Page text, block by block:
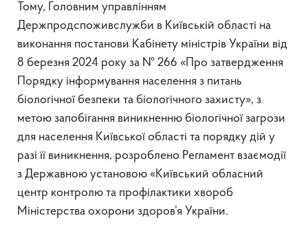
Тому, Головним управлінням
Держпродспоживслужби в Київській області на
виконання постанови Кабінету міністрів України від
8 березня 2024 року за № 266 «Про затвердження
Порядку інформування населення з питань
біологічної безпеки та біологічного захисту», з
метою запобігання виникненню біологічної загрози
для населення Київської області та порядку дій у
разі її виникнення, розроблено Регламент взаємодії
з Державною установою «Київський обласний
центр контролю та профілактики хвороб
Міністерства охорони здоров’я України.